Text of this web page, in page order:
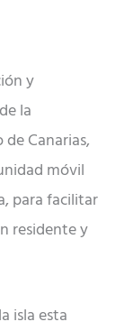
y
la
Canarias,
móvil
para facilitar
residente y
isla esta